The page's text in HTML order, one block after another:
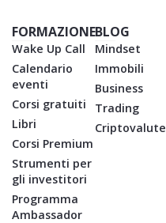
FORMAZIONE
Wake Up Call
Calendario
eventi
Corsi gratuiti
Libri
Corsi Premium
Strumenti per
gli investitori
Programma
Ambassador
BLOG
Mindset
Immobili
Business
Trading
Criptovalute